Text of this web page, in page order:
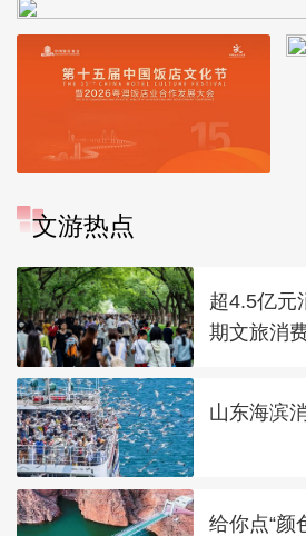
文游热点
超4.5亿元
期文旅消
山东海滨
给你点“颜